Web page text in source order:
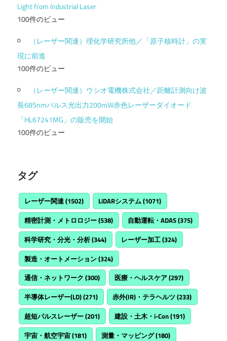
Light from Industrial Laser
100件のビュー
（レーザー関連）理化学研究所他／「原子核時計」の実
現に前進
100件のビュー
（レーザー関連）ウシオ電機株式会社／距離計測向け波
長685nmパルス光出力200mW赤色レーザーダイオード
「HL67241MG」の販売を開始
100件のビュー
タグ
レーザー関連(1502) LiDARシステム(1071)
精密計測・メトロロジー(538) 自動運転・ADAS(375)
科学研究・分光・分析(344) レーザー加工(324)
製造・オートメーション(324)
通信・ネットワーク (300) 医療・ヘルスケア(297)
半導体レーザー(LD)(271) 赤外(IR)・テラヘルツ (233)
超短パルスレーザー(201) 建設・土木・i-Con(191)
宇宙・航空宇宙(181) 測量・マッピング(180)